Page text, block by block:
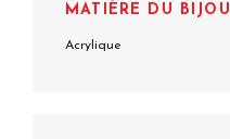
MATIÈRE DU BIJOU
Acrylique